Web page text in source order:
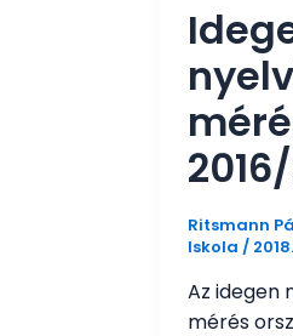
Ritsmann
Iskola /
Az idegen
mérés